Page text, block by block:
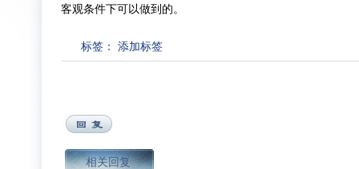
客观条件下可以做到的。
标签： 添加标签
相关回复